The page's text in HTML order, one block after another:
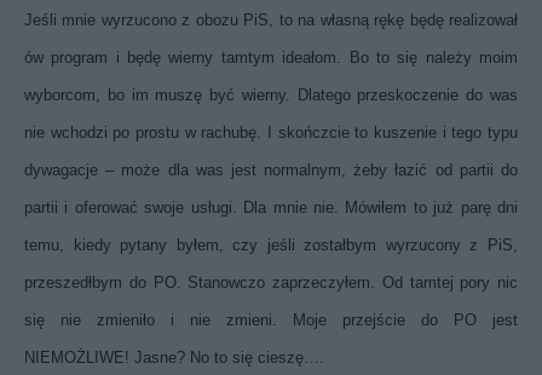
Jeśli mnie wyrzucono z obozu PiS, to na własną rękę będę realizował
ów program i będę wierny tamtym ideałom. Bo to się należy moim
wyborcom, bo im muszę być wierny. Dlatego przeskoczenie do was
nie wchodzi po prostu w rachubę. I skończcie to kuszenie i tego typu
dywagacje – może dla was jest normalnym, żeby łazić od partii do
partii i oferować swoje usługi. Dla mnie nie. Mówiłem to już parę dni
temu, kiedy pytany byłem, czy jeśli zostałbym wyrzucony z PiS,
przeszedłbym do PO. Stanowczo zaprzeczyłem. Od tamtej pory nic
się nie zmieniło i nie zmieni. Moje przejście do PO jest
NIEMOŻLIWE! Jasne? No to się cieszę….